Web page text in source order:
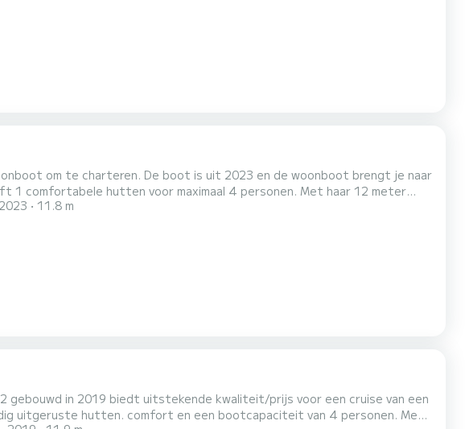
om te charteren. De boot is uit 2023 en de woonboot brengt je naar
metgezel voor een onvergetelijke vaarvakantie in de omgeving van
2023 11.8 m
gebouwd in 2019 biedt uitstekende kwaliteit/prijs voor een cruise van een